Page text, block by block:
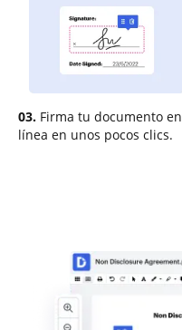
03. Firma tu documento en
línea en unos pocos clics.